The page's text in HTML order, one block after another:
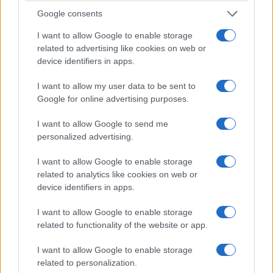
Google consents
I want to allow Google to enable storage
related to advertising like cookies on web or
device identifiers in apps.
I want to allow my user data to be sent to
Google for online advertising purposes.
I want to allow Google to send me
personalized advertising.
I want to allow Google to enable storage
related to analytics like cookies on web or
device identifiers in apps.
I want to allow Google to enable storage
related to functionality of the website or app.
I want to allow Google to enable storage
related to personalization.
Ο Πρόεδρος της ΑΕΜΥ Κύριλλος Παπακυρίλλου
επισκέφθηκε την Τρίτη τον Δήμαρχο Εορδαίας
Παναγιώτη Πλακεντά, όπου και συζητήθηκε
εκτενώς το ζήτημα της ανακαίνισης και
αναβάθμισης του ΚΕΦΙΑΠ Αμυνταίου, μιας
δομής που όπως τονίστηκε θα παρέχει
εξειδικευμένες υπηρεσίες σε άτομα με
αναπηρία και κινητικά ή άλλα προβλήματα
υγείας. Ιδιαίτερη έμφαση δόθηκε στη σημασία
της πλήρους αξιοποίησης των δυνατοτήτων του